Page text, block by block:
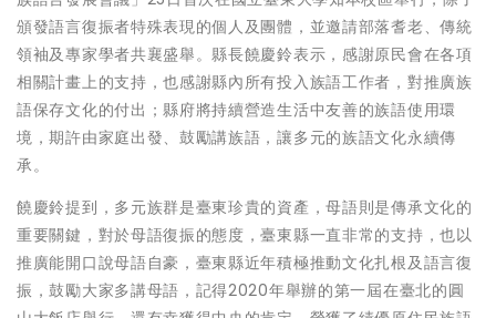
頒發語言復振者特殊表現的個人及團體，並邀請部落耆老、傳統
領袖及專家學者共襄盛舉。縣長饒慶鈴表示，感謝原民會在各項
相關計畫上的支持，也感謝縣內所有投入族語工作者，對推廣族
語保存文化的付出；縣府將持續營造生活中友善的族語使用環
境，期許由家庭出發、鼓勵講族語，讓多元的族語文化永續傳
承。
饒慶鈴提到，多元族群是臺東珍貴的資產，母語則是傳承文化的
重要關鍵，對於母語復振的態度，臺東縣一直非常的支持，也以
推廣能開口說母語自豪，臺東縣近年積極推動文化扎根及語言復
振，鼓勵大家多講母語，記得2020年舉辦的第一屆在臺北的圓